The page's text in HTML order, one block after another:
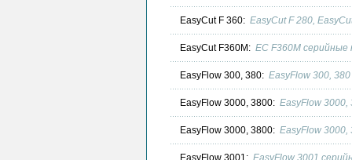
EasyCut F 360: EasyCut F 280,
EasyCut F360M: EC F360M
EasyFlow 300, 380: EasyFlow 300,
EasyFlow 3000, 3800: EasyFlow
EasyFlow 3000, 3800: EasyFlow 3000,
EasyFlow 3001: EasyFlow 3001